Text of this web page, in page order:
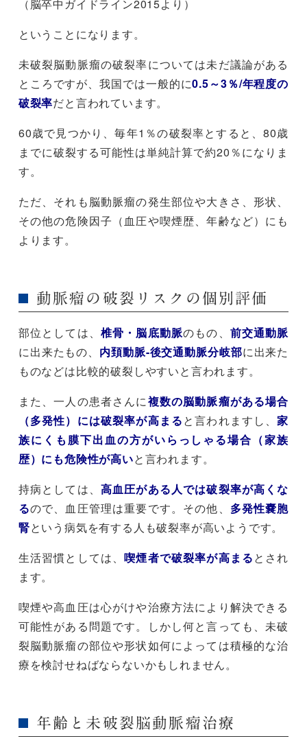
（脳卒中ガイドライン2015より）
ということになります。
未破裂脳動脈瘤の破裂率については未だ議論がある
ところですが、我国では一般的に0.5～3％/年程度の
破裂率だと言われています。
60歳で見つかり、毎年1％の破裂率とすると、80歳
までに破裂する可能性は単純計算で約20％になりま
す。
ただ、それも脳動脈瘤の発生部位や大きさ、形状、
その他の危険因子（血圧や喫煙歴、年齢など）にも
よります。
動脈瘤の破裂リスクの個別評価
部位としては、 椎骨・脳底動脈のもの、 前交通動脈
に出来たもの、 内頚動脈-後交通動脈分岐部に出来た
ものなどは比較的破裂しやすいと言われます。
また、一人の患者さんに複数の脳動脈瘤がある場合
（多発性）には破裂率が高まると言われますし、家
族にくも膜下出血の方がいらっしゃる場合（家族
歴）にも危険性が高いと言われます。
持病としては、 高血圧がある人では破裂率が高くな
るので、血圧管理は重要です。その他、 多発性嚢胞
腎という病気を有する人も破裂率が高いようです。
生活習慣としては、喫煙者で破裂率が高まるとされ
ます。
喫煙や高血圧は心がけや治療方法により解決できる
可能性がある問題です。しかし何と言っても、未破
裂脳動脈瘤の部位や形状如何によっては積極的な治
療を検討せねばならないかもしれません。
年齢と未破裂脳動脈瘤治療